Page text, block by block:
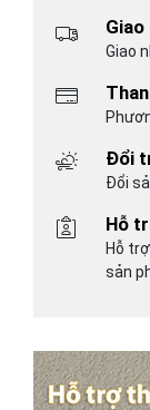
Giao
Giao
Đổi
Đổi
Hỗ
Hỗ
sản